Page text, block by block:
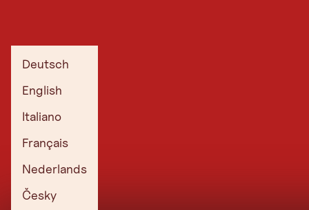
Deutsch
English
Italiano
Français
Nederlands
Česky